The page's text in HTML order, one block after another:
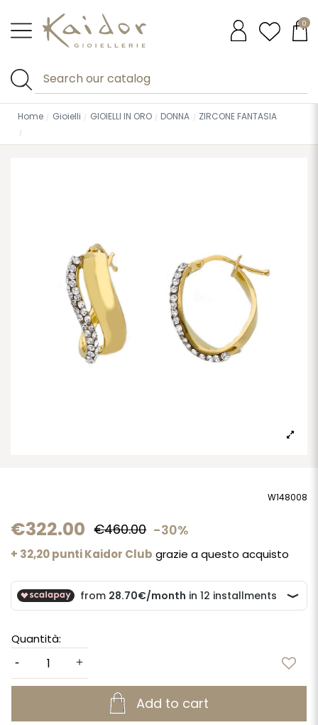
0
Home Gioielli GIOIELLI IN ORO DONNA ZIRCONE FANTASIA
W148008
€322.00 €460.00 -30%
+ 32,20 punti Kaidor Club grazie a questo acquisto
Quantità:
Add to cart